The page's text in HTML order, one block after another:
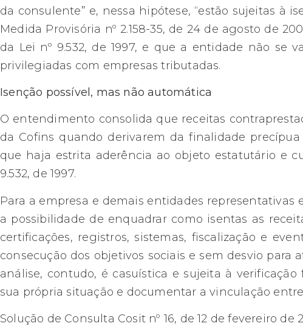
da consulente” e, nessa hipótese, “estão sujeitas à
Medida Provisória nº 2.158-35, de 24 de agosto de
da Lei nº 9.532, de 1997, e que a entidade não se
privilegiadas com empresas tributadas.
Isenção possível, mas não automática
O entendimento consolida que receitas
da Cofins quando derivarem da finalidade
que haja estrita aderência ao objeto estatutário e
9.532, de 1997.
Para a empresa e demais entidades
a possibilidade de enquadrar como isentas as
certificações, registros, sistemas, fiscalização e
consecução dos objetivos sociais e sem desvio
análise, contudo, é casuística e sujeita à
sua própria situação e documentar a vinculação
Solução de Consulta Cosit nº 16, de 12 de fevereiro de